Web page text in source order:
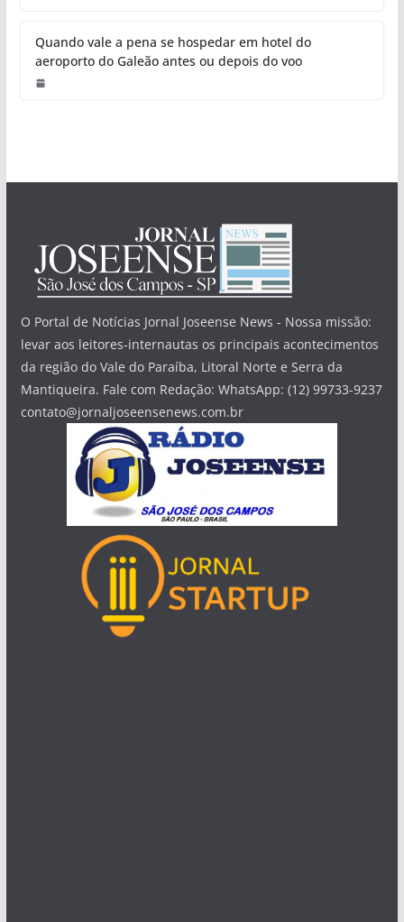
Quando vale a pena se hospedar em hotel do
aeroporto do Galeão antes ou depois do voo
O Portal de Notícias Jornal Joseense News - Nossa missão:
levar aos leitores-internautas os principais acontecimentos
da região do Vale do Paraíba, Litoral Norte e Serra da
Mantiqueira. Fale com Redação: WhatsApp: (12) 99733-9237
contato@jornaljoseensenews.com.br